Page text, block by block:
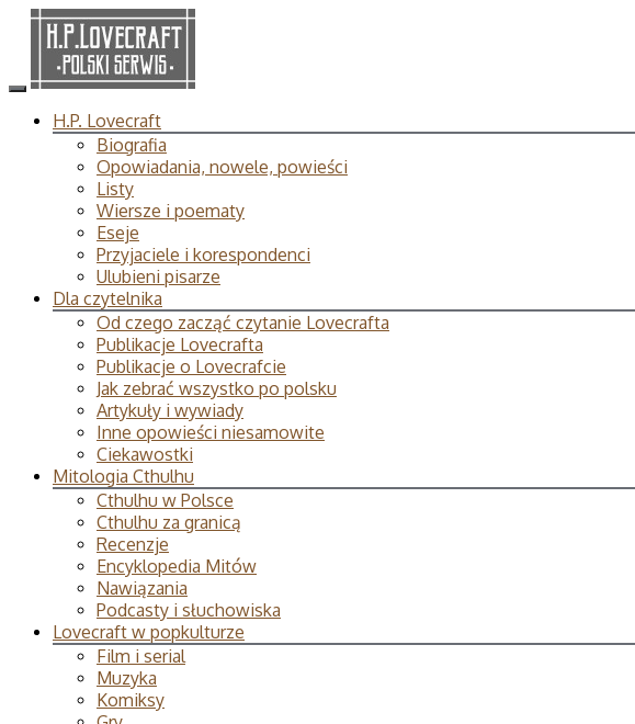
H.P. Lovecraft
Biografia
Opowiadania, nowele, powieści
Listy
Wiersze i poematy
Eseje
Przyjaciele i korespondenci
Ulubieni pisarze
Dla czytelnika
Od czego zacząć czytanie Lovecrafta
Publikacje Lovecrafta
Publikacje o Lovecrafcie
Jak zebrać wszystko po polsku
Artykuły i wywiady
Inne opowieści niesamowite
Ciekawostki
Mitologia Cthulhu
Cthulhu w Polsce
Cthulhu za granicą
Recenzje
Encyklopedia Mitów
Nawiązania
Podcasty i słuchowiska
Lovecraft w popkulturze
Film i serial
Muzyka
Komiksy